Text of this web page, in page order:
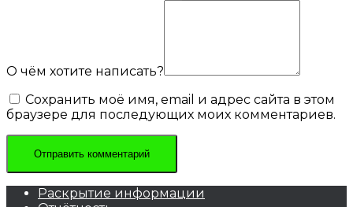
О чём хотите написать?
Сохранить моё имя, email и адрес сайта в этом
браузере для последующих моих комментариев.
Раскрытие информации